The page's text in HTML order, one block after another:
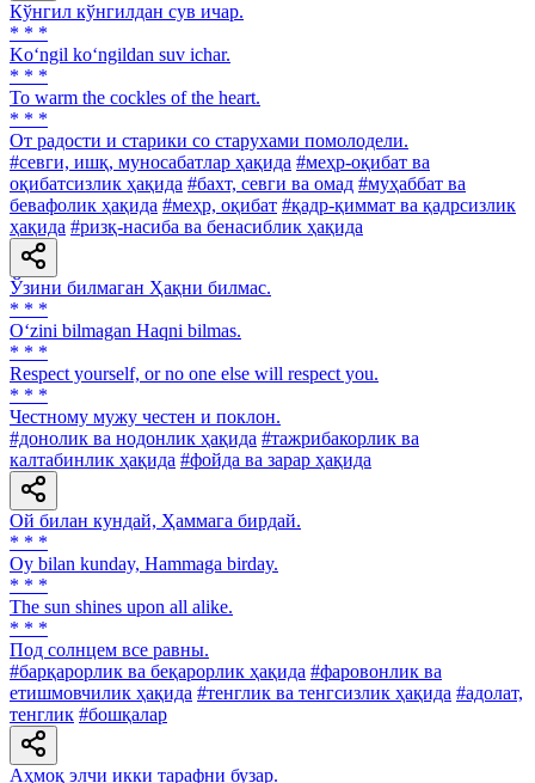
Кўнгил кўнгилдан сув ичар.
* * *
Ko‘ngil ko‘ngildan suv ichar.
* * *
To warm the cockles of the heart.
* * *
От радости и старики со старухами помолодели.
#севги, ишқ, муносабатлар ҳақида #меҳр-оқибат ва
оқибатсизлик ҳақида #бахт, севги ва омад #муҳаббат ва
бевафолик ҳақида #меҳр, оқибат #қадр-қиммат ва қадрсизлик
ҳақида #ризқ-насиба ва бенасиблик ҳақида
Ўзини билмаган Ҳақни билмас.
* * *
O‘zini bilmagan Haqni bilmas.
* * *
Respect yourself, or no one else will respect you.
* * *
Честному мужу честен и поклон.
#донолик ва нодонлик ҳақида #тажрибакорлик ва
калтабинлик ҳақида #фойда ва зарар ҳақида
Ой билан кундай, Ҳаммага бирдай.
* * *
Oy bilan kunday, Hammaga birday.
* * *
The sun shines upon all alike.
* * *
Под солнцем все равны.
#барқарорлик ва беқарорлик ҳақида #фаровонлик ва
етишмовчилик ҳақида #тенглик ва тенгсизлик ҳақида #адолат,
тенглик #бошқалар
Аҳмоқ элчи икки тарафни бузар.